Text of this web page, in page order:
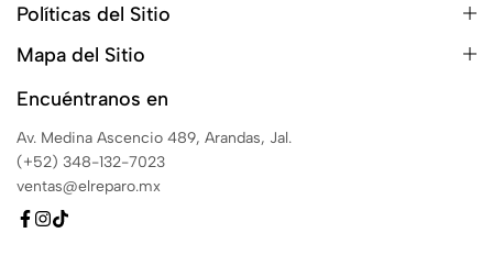
Políticas del Sitio
Mapa del Sitio
Encuéntranos en
Av. Medina Ascencio 489, Arandas, Jal.
(+52) 348-132-7023
ventas@elreparo.mx